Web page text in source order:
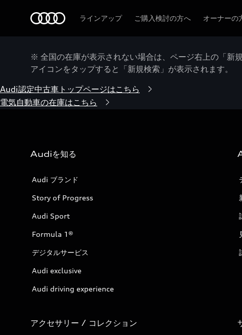
ラインアップ ご購入検討の方へ オーナーの
※ 全国の在庫が表示されない場合は、ページ右上の「新
アイコンをタップすると「新規検索」が表示されます。
Audi認定中古車トップページはこちら
電気自動車の在庫はこちら
Audiを知る
Audi ブランド
Story of Progress
Audi Sport
Formula 1®
デジタルサービス
Audi exclusive
Audi driving experience
アクセサリー / コレクション